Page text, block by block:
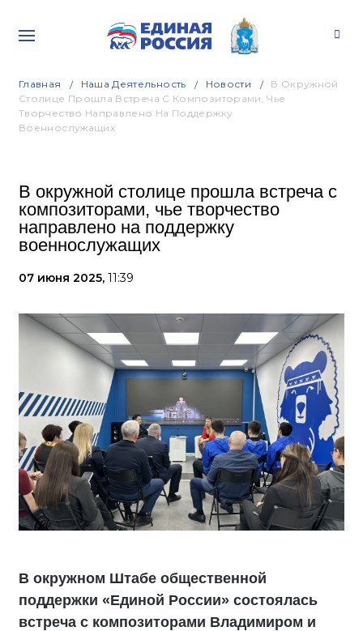
Главная Наша Деятельность Новости
В Окружной
Столице Прошла Встреча С Композиторами, Чье
Творчество Направлено На Поддержку
Военнослужащих
В окружной столице прошла встреча с
композиторами, чье творчество
направлено на поддержку
военнослужащих
07 июня 2025, 11:39
В окружном Штабе общественной
поддержки «Единой России» состоялась
встреча с композиторами Владимиром и